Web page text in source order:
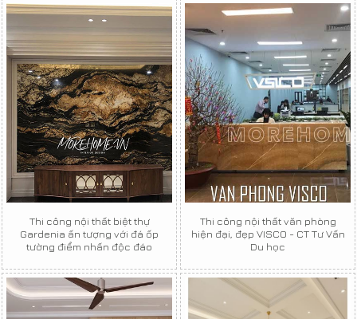
Thi công nội thất biệt thự
Gardenia ấn tượng với đá ốp
tường điểm nhấn độc đáo
Thi công nội thất văn phòng
hiện đại, đẹp VISCO - CT Tư Vấn
Du học